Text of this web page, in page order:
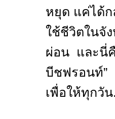
หยุด แค่ได้ก
ใช้ชีวิตในจั
ผ่อน และนี่
บีชฟรอนท์”
เพื่อให้ทุกวั